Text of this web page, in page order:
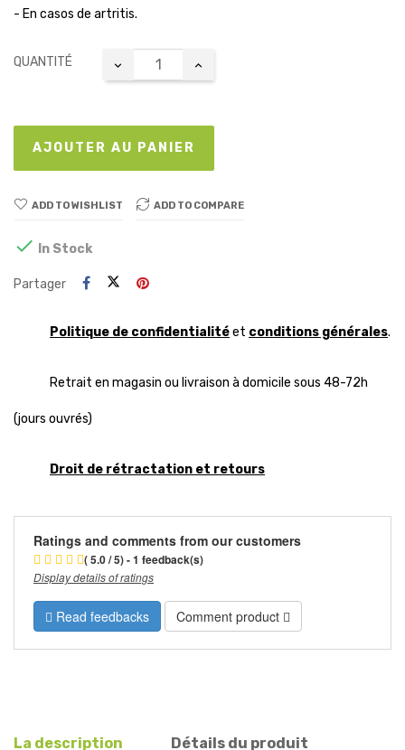
- En casos de artritis.
QUANTITÉ
AJOUTER AU PANIER
ADD TO WISHLIST ADD TO COMPARE
 In Stock
Partager
Politique de confidentialitéet conditions générales.
Retrait en magasin ou livraison à domicile sous 48-72h
(jours ouvrés)
Droit de rétractation et retours
Ratings and comments from our customers
( 5.0 / 5) - 1 feedback(s)
Display details of ratings
Read feedbacks Comment product
La description Détails du produit